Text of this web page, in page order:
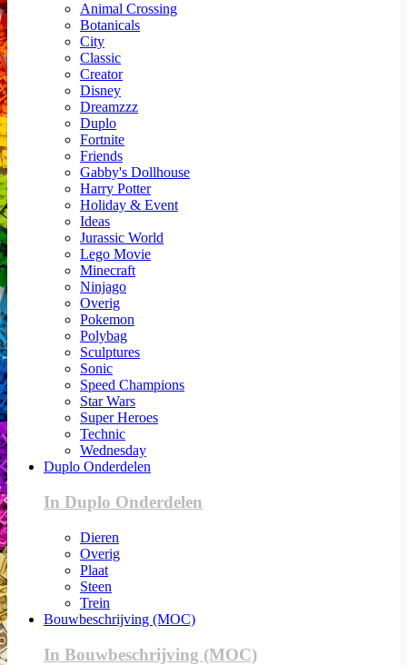
Animal Crossing
Botanicals
City
Classic
Creator
Disney
Dreamzzz
Duplo
Fortnite
Friends
Gabby's Dollhouse
Harry Potter
Holiday & Event
Ideas
Jurassic World
Lego Movie
Minecraft
Ninjago
Overig
Pokemon
Polybag
Sculptures
Sonic
Speed Champions
Star Wars
Super Heroes
Technic
Wednesday
Duplo Onderdelen
In Duplo Onderdelen
Dieren
Overig
Plaat
Steen
Trein
Bouwbeschrijving (MOC)
In Bouwbeschrijving (MOC)